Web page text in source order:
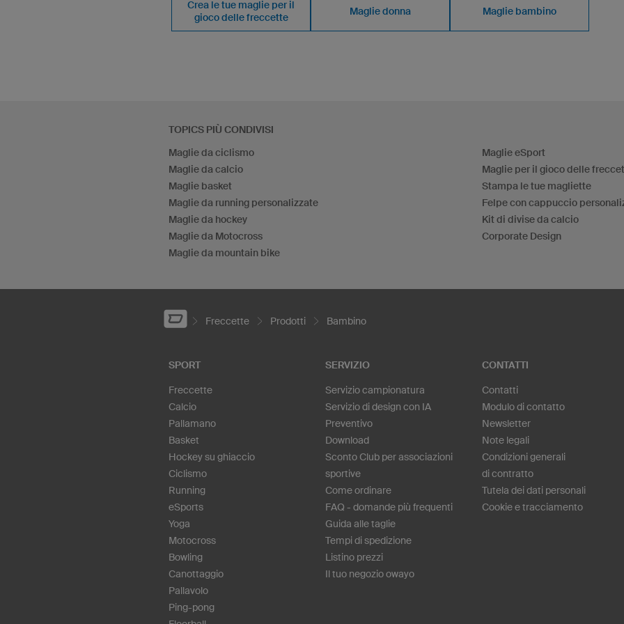
Crea le tue maglie per il
gioco delle freccette
Maglie donna Maglie bambino
TOPICS PIÙ CONDIVISI
Maglie da ciclismo
Maglie da calcio
Maglie basket
Maglie da running personalizzate
Maglie da hockey
Maglie da Motocross
Maglie da mountain bike
Maglie eSport
Maglie per il gioco delle
Stampa le tue magliette
Felpe con cappuccio
Kit di divise da calcio
Corporate Design
Freccette Prodotti Bambino
SPORT
Freccette
Calcio
Pallamano
Basket
Hockey su ghiaccio
Ciclismo
Running
eSports
Yoga
Motocross
Bowling
Canottaggio
Pallavolo
Ping-pong
SERVIZIO
Servizio campionatura
Servizio di design con IA
Preventivo
Download
Sconto Club per associazioni
sportive
Come ordinare
FAQ - domande più frequenti
Guida alle taglie
Tempi di spedizione
Listino prezzi
Il tuo negozio owayo
CONTATTI
Contatti
Modulo di contatto
Newsletter
Note legali
Condizioni generali
di contratto
Tutela dei dati personali
Cookie e tracciamento